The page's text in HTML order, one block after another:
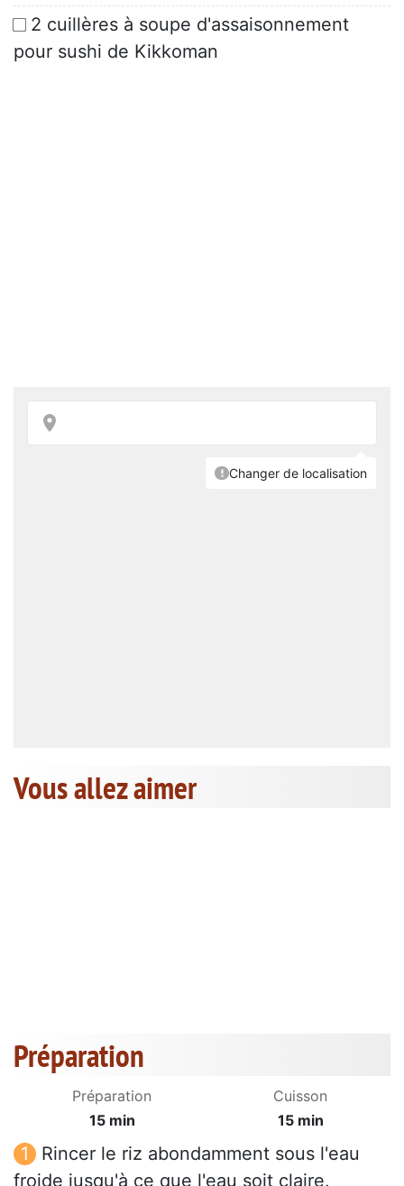
2 cuillères à soupe d'assaisonnement
pour sushi de Kikkoman
Vous allez aimer
Préparation
Préparation
15 min
Cuisson
15 min
Rincer le riz abondamment sous l'eau
froide jusqu'à ce que l'eau soit claire.